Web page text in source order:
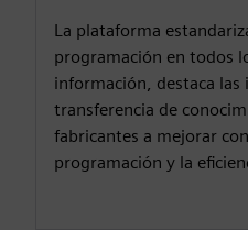
La plataforma
programación en todos
información, destaca las
transferencia de
fabricantes a mejorar
programación y la